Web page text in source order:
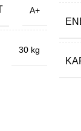
A+
30 kg